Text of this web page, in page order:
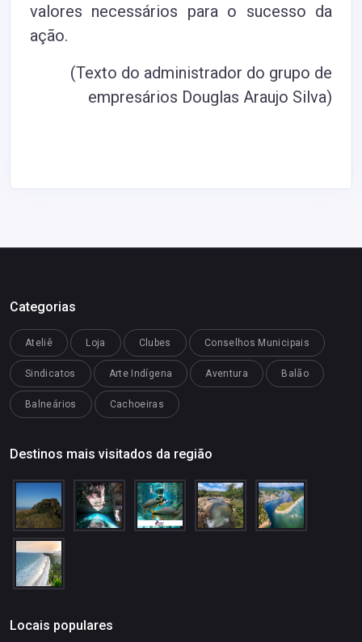
valores necessários para o sucesso da
ação.
(Texto do administrador do grupo de
empresários Douglas Araujo Silva)
Categorias
Ateliê Loja Clubes Conselhos Municipais
Sindicatos Arte Indígena Aventura Balão
Balneários Cachoeiras
Destinos mais visitados da região
Locais populares